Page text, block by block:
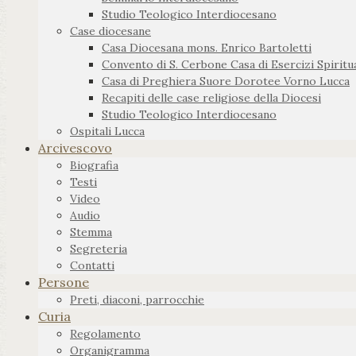
Studio Teologico Interdiocesano
Case diocesane
Casa Diocesana mons. Enrico Bartoletti
Convento di S. Cerbone Casa di Esercizi
Casa di Preghiera Suore Dorotee Vorno Lucca
Recapiti delle case religiose della Diocesi
Studio Teologico Interdiocesano
Ospitali Lucca
Arcivescovo
Biografia
Testi
Video
Audio
Stemma
Segreteria
Contatti
Persone
Preti, diaconi, parrocchie
Curia
Regolamento
Organigramma